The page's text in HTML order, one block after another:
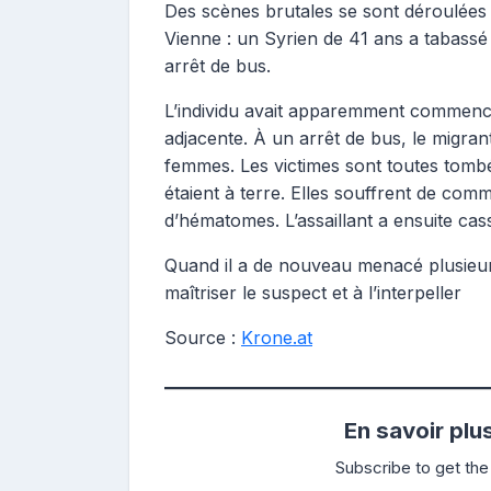
Des scènes brutales se sont
Vienne : un Syrien de 41 ans a
arrêt de bus.
L’individu avait apparemment
adjacente. À un arrêt de bus, le
femmes. Les victimes sont toutes
étaient à terre. Elles souffrent de
d’hématomes. L’assaillant a ensuite
Quand il a de nouveau menacé
maîtriser le suspect et à l’interpeller
Source : Krone.at
En savoir
Subscribe to get